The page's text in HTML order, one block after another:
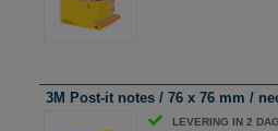
3M Post-it notes / 76 x 76 mm /
LEVERING IN 2